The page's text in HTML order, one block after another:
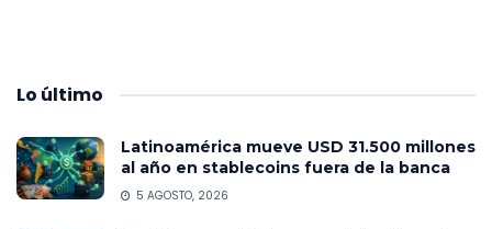
Lo último
Latinoamérica mueve USD 31.500 millones
al año en stablecoins fuera de la banca
5 AGOSTO, 2026